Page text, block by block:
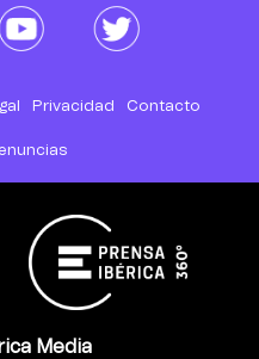
Privacidad Contacto
Media